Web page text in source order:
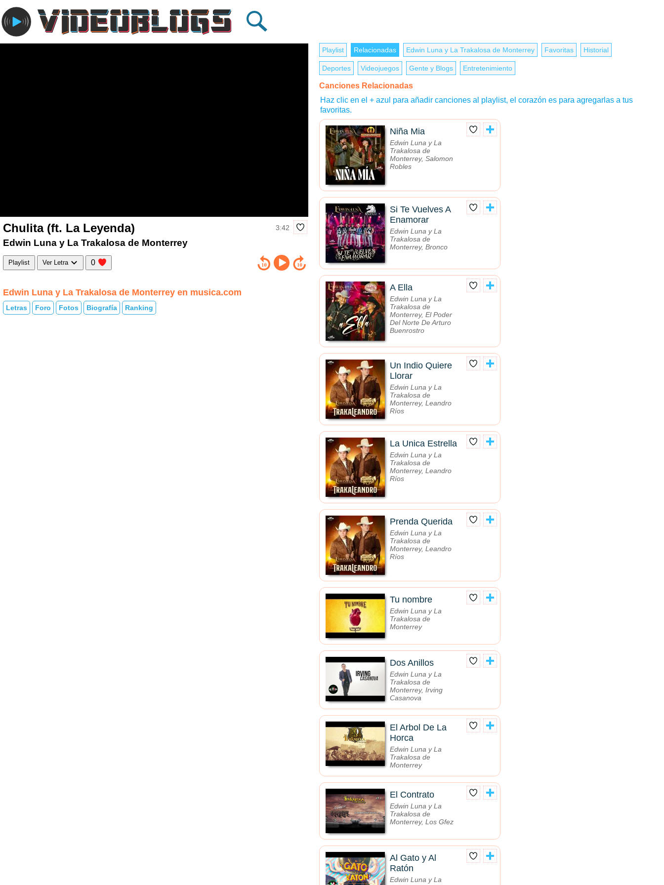
Chulita (ft. La Leyenda) 3:42
Edwin Luna y La Trakalosa de Monterrey
Playlist Ver Letra 0
Edwin Luna y La Trakalosa de Monterrey en musica.com
Letras Foro Fotos Biografía Ranking
Playlist Relacionadas Edwin Luna y La Trakalosa de Monterrey Favoritas Historial
Deportes Videojuegos Gente y Blogs Entretenimiento
Canciones Relacionadas
Haz clic en el + azul para añadir canciones al playlist, el corazón es para agregarlas a tus
favoritas.
Niña Mia
Edwin Luna y La
Trakalosa de
Monterrey, Salomon
Robles
Si Te Vuelves A
Enamorar
Edwin Luna y La
Trakalosa de
Monterrey, Bronco
A Ella
Edwin Luna y La
Trakalosa de
Monterrey, El Poder
Del Norte De Arturo
Buenrostro
Un Indio Quiere
Llorar
Edwin Luna y La
Trakalosa de
Monterrey, Leandro
Ríos
La Unica Estrella
Edwin Luna y La
Trakalosa de
Monterrey, Leandro
Ríos
Prenda Querida
Edwin Luna y La
Trakalosa de
Monterrey, Leandro
Ríos
Tu nombre
Edwin Luna y La
Trakalosa de
Monterrey
Dos Anillos
Edwin Luna y La
Trakalosa de
Monterrey, Irving
Casanova
El Arbol De La
Horca
Edwin Luna y La
Trakalosa de
Monterrey
El Contrato
Edwin Luna y La
Trakalosa de
Monterrey, Los Gfez
Al Gato y Al
Ratón
Edwin Luna y La